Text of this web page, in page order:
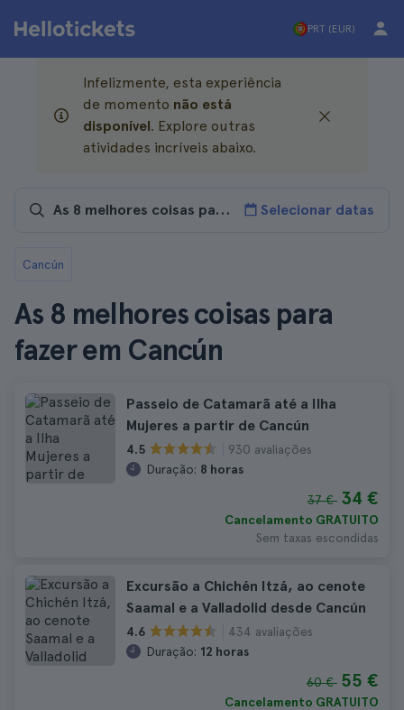
PRT (EUR)
Infelizmente, esta experiência
de momento não está
disponível. Explore outras
atividades incríveis abaixo.
Selecionar datas
Cancún
As 8 melhores coisas para
fazer em Cancún
Passeio de Catamarã até a Ilha
Mujeres a partir de Cancún
4.5
930 avaliações
Duração: 8 horas
37 € 34 €
Cancelamento GRATUITO
Sem taxas escondidas
Excursão a Chichén Itzá, ao cenote
Saamal e a Valladolid desde Cancún
4.6
434 avaliações
Duração: 12 horas
60 € 55 €
Cancelamento GRATUITO